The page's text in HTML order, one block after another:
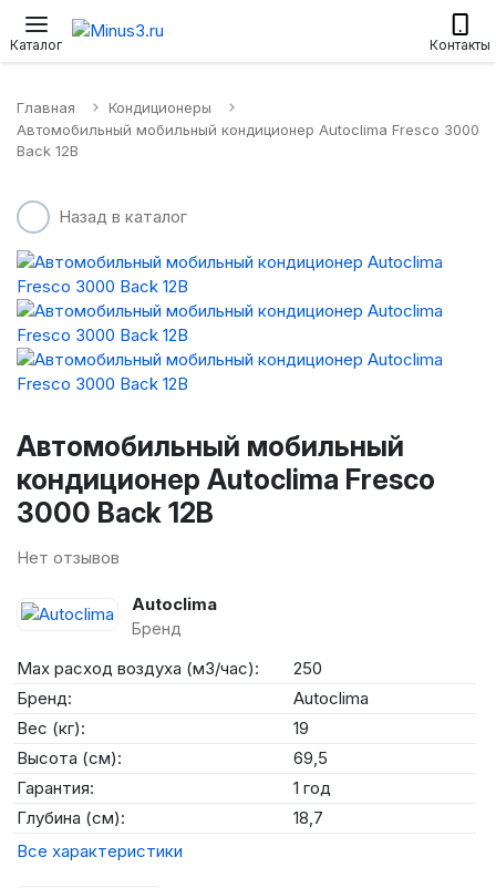
Каталог Контакты
Настенные сплит-системы
Главная
Кондиционеры
Автомобильный мобильный кондиционер Autoclima Fresco 3000
Back 12В
Назад в каталог
Автомобильный мобильный
кондиционер Autoclima Fresco
3000 Back 12В
Нет отзывов
Autoclima
Бренд
Max расход воздуха (м3/час):
250
Бренд:
Autoclima
Вес (кг):
19
Высота (см):
69,5
Гарантия:
1 год
Глубина (см):
18,7
Все характеристики